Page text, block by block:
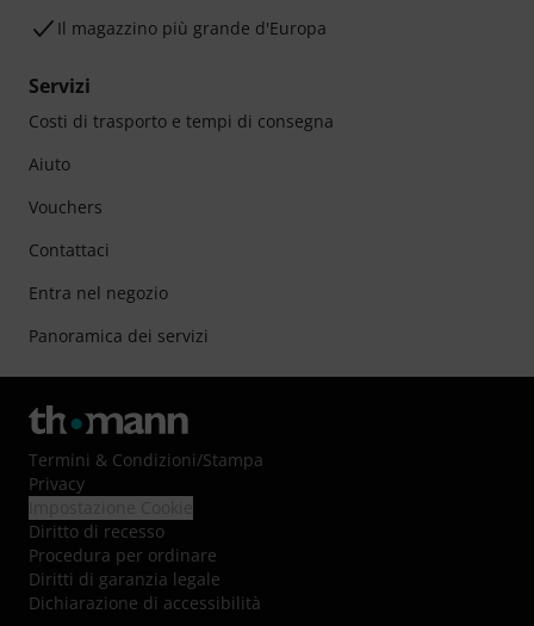
Il magazzino più grande d'Europa
Servizi
Costi di trasporto e tempi di consegna
Aiuto
Vouchers
Contattaci
Entra nel negozio
Panoramica dei servizi
Termini & Condizioni/Stampa
Privacy
Diritto di recesso
Procedura per ordinare
Diritti di garanzia legale
Dichiarazione di accessibilità